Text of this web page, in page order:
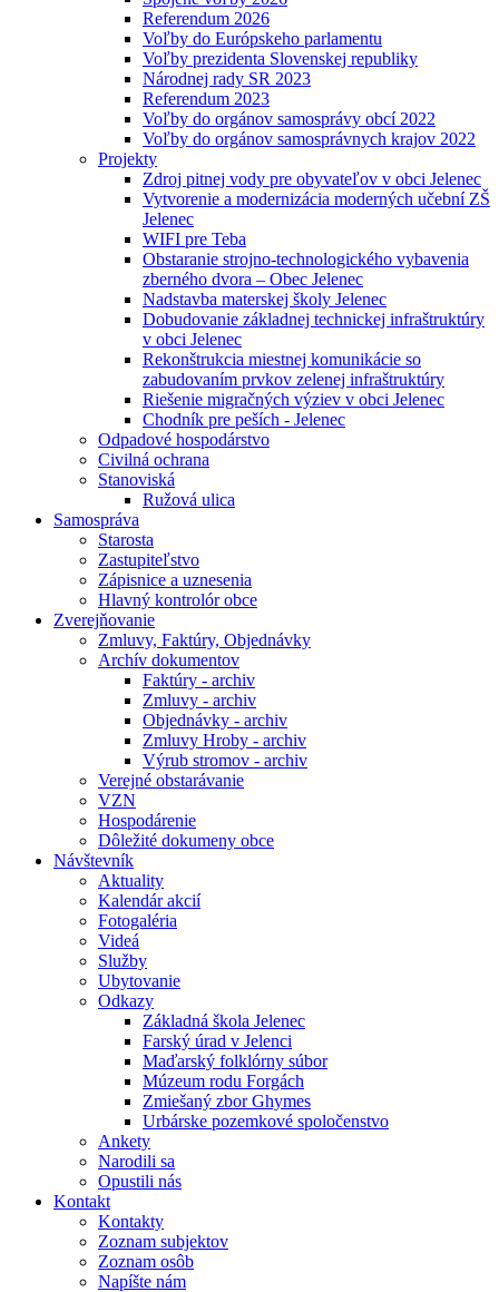
Referendum 2026
Voľby do Európskeho parlamentu
Voľby prezidenta Slovenskej republiky
Národnej rady SR 2023
Referendum 2023
Voľby do orgánov samosprávy obcí 2022
Voľby do orgánov samosprávnych krajov 2022
Projekty
Zdroj pitnej vody pre obyvateľov v obci Jelenec
Vytvorenie a modernizácia moderných učební ZŠ
Jelenec
WIFI pre Teba
Obstaranie strojno-technologického vybavenia
zberného dvora – Obec Jelenec
Nadstavba materskej školy Jelenec
Dobudovanie základnej technickej infraštruktúry
v obci Jelenec
Rekonštrukcia miestnej komunikácie so
zabudovaním prvkov zelenej infraštruktúry
Riešenie migračných výziev v obci Jelenec
Chodník pre peších - Jelenec
Odpadové hospodárstvo
Civilná ochrana
Stanoviská
Ružová ulica
Samospráva
Starosta
Zastupiteľstvo
Zápisnice a uznesenia
Hlavný kontrolór obce
Zverejňovanie
Zmluvy, Faktúry, Objednávky
Archív dokumentov
Faktúry - archiv
Zmluvy - archiv
Objednávky - archiv
Zmluvy Hroby - archiv
Výrub stromov - archiv
Verejné obstarávanie
VZN
Hospodárenie
Dôležité dokumeny obce
Návštevník
Aktuality
Kalendár akcií
Fotogaléria
Videá
Služby
Ubytovanie
Odkazy
Základná škola Jelenec
Farský úrad v Jelenci
Maďarský folklórny súbor
Múzeum rodu Forgách
Zmiešaný zbor Ghymes
Urbárske pozemkové spoločenstvo
Ankety
Narodili sa
Opustili nás
Kontakt
Kontakty
Zoznam subjektov
Zoznam osôb
Napíšte nám